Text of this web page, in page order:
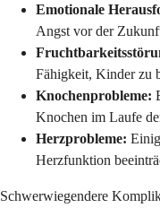
Emotionale
Angst vor der
Fähigkeit, Kinder zu
Knochenprobleme:
Knochen im Laufe
Herzprobleme:
Herzfunktion
Schwerwiegendere